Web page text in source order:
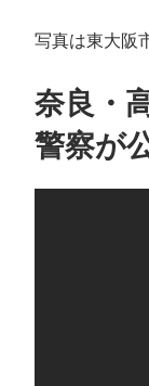
写真は東大阪
奈良・
警察が